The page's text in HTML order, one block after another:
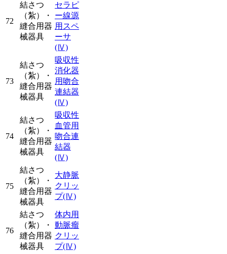
72
結さつ
（紮）・
縫合用器
械器具
セラピ
ー線源
用スペ
ーサ
(Ⅳ)
73
結さつ
（紮）・
縫合用器
械器具
吸収性
消化器
用吻合
連結器
(Ⅳ)
74
結さつ
（紮）・
縫合用器
械器具
吸収性
血管用
吻合連
結器
(Ⅳ)
75
結さつ
（紮）・
縫合用器
械器具
大静脈
クリッ
プ(Ⅳ)
76
結さつ
（紮）・
縫合用器
械器具
体内用
動脈瘤
クリッ
プ(Ⅳ)